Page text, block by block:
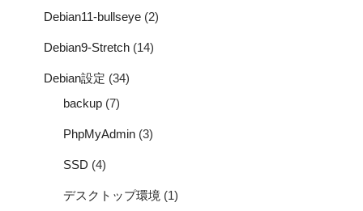
Debian11-bullseye (2)
Debian9-Stretch (14)
Debian設定 (34)
backup (7)
PhpMyAdmin (3)
SSD (4)
デスクトップ環境 (1)